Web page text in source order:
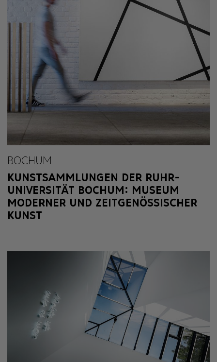
BOCHUM
KUNSTSAMMLUNGEN DER RUHR-
UNIVERSITÄT BOCHUM: MUSEUM
MODERNER UND ZEITGENÖSSISCHER
KUNST